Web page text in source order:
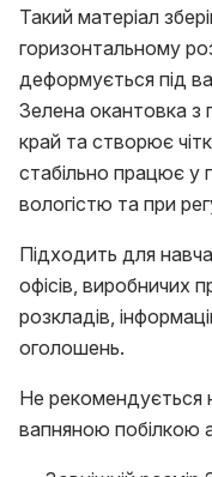
Такий матеріал
горизонтальному
деформується під
Зелена окантовка з
край та створює
стабільно працює у
вологістю та при
Підходить для
офісів, виробничих
розкладів,
оголошень.
Не рекомендується
вапняною побілкою